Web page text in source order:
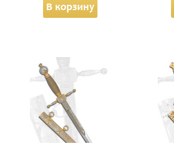
В корзину